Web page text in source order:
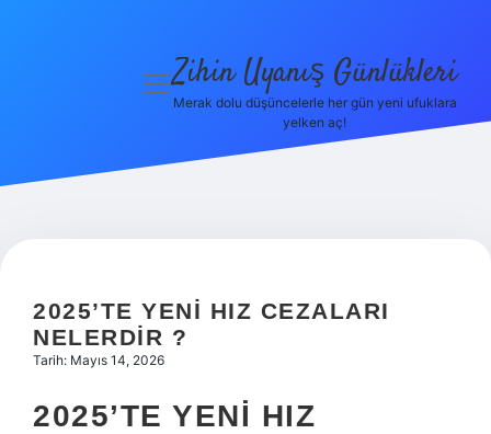
Politikası
menüyü
Zihin Uyanış Günlükleri
Merak dolu düşüncelerle her gün yeni ufuklara
yelken aç!
2025’TE YENI HIZ CEZALARI
NELERDIR ?
Tarih: Mayıs 14, 2026
2025’TE YENI HIZ